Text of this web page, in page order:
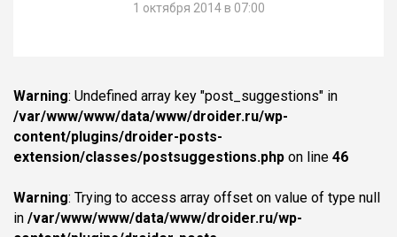
1 октября 2014 в 07:00
Warning: Undefined array key "post_suggestions" in
/var/www/www/data/www/droider.ru/wp-
content/plugins/droider-posts-
extension/classes/postsuggestions.php on line 46
Warning: Trying to access array offset on value of type null
in /var/www/www/data/www/droider.ru/wp-